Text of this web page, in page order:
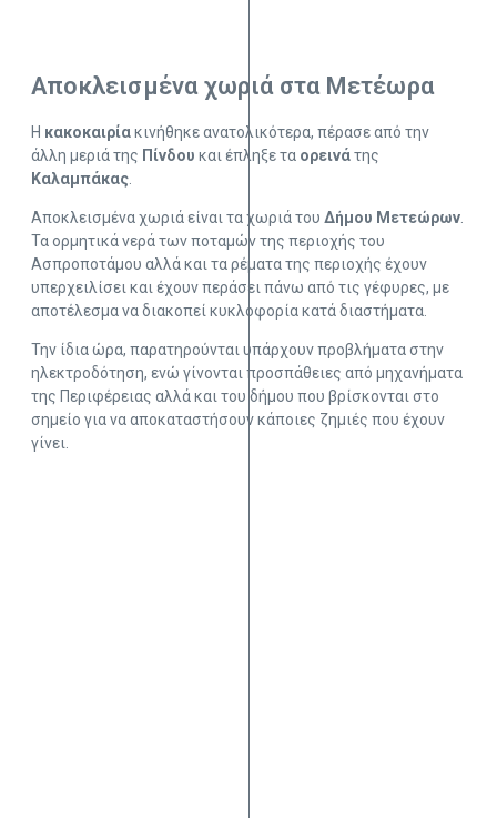
Αποκλεισμένα χωριά στα Μετέωρα
Η κακοκαιρίακινήθηκε ανατολικότερα, πέρασε από την
άλλη μεριά της Πίνδου και έπληξε τα ορεινάτης
Καλαμπάκας
Αποκλεισμένα χωριά είναι τα χωριά του Δήμου Μετεώρων
Τα ορμητικά νερά των ποταμών της περιοχής του
Ασπροποτάμου αλλά και τα ρέματα της περιοχής έχουν
υπερχειλίσει και έχουν περάσει πάνω από τις γέφυρες, με
αποτέλεσμα να διακοπεί κυκλοφορία κατά διαστήματα.
Την ίδια ώρα, παρατηρούνται υπάρχουν προβλήματα στην
ηλεκτροδότηση, ενώ γίνονται προσπάθειες από μηχανήματα
της Περιφέρειας αλλά και του δήμου που βρίσκονται στο
σημείο για να αποκαταστήσουν κάποιες ζημιές που έχουν
γίνει.